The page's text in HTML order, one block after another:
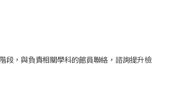
段，與負責相關學科的館員聯絡，諮詢提升檢